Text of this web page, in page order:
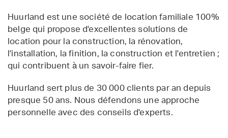
Huurland est une société de location familiale 100%
belge qui propose d'excellentes solutions de
location pour la construction, la rénovation,
l'installation, la finition, la construction et l'entretien ;
qui contribuent à un savoir-faire fier.
Huurland sert plus de 30 000 clients par an depuis
presque 50 ans. Nous défendons une approche
personnelle avec des conseils d'experts.